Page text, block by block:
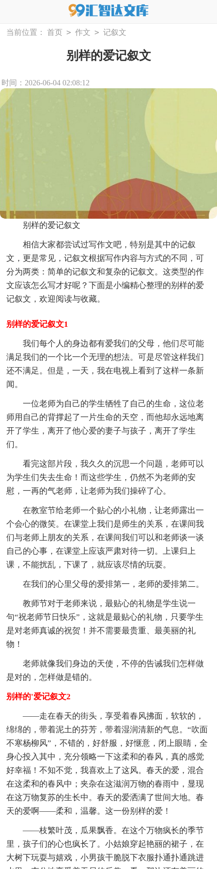
当前位置： 首页 > 作文 > 记叙文
别样的爱记叙文
时间：2026-06-04 02:08:12
别样的爱记叙文
相信大家都尝试过写作文吧，特别是其中的记叙
文，更是常见，记叙文根据写作内容与方式的不同，可
分为两类：简单的记叙文和复杂的记叙文。这类型的作
文应该怎么写才好呢？下面是小编精心整理的别样的爱
记叙文，欢迎阅读与收藏。
别样的爱记叙文1
我们每个人的身边都有爱我们的父母，他们尽可能
满足我们的一个比一个无理的想法。可是尽管这样我们
还不满足。但是，一天，我在电视上看到了这样一条新
闻。
一位老师为自己的学生牺牲了自己的生命，这位老
师用自己的背撑起了一片生命的天空，而他却永远地离
开了学生，离开了他心爱的妻子与孩子，离开了学生
们。
看完这部片段，我久久的沉思一个问题，老师可以
为学生们失去生命！而这些学生，仍然不为老师的安
慰，一再的气老师，让老师为我们操碎了心。
在教室节给老师一个贴心的小礼物，让老师露出一
个会心的微笑。在课堂上我们是师生的关系，在课间我
们与老师上朋友的关系，在课间我们可以和老师谈一谈
自己的心事，在课堂上应该严肃对待一切。上课归上
课，不能扰乱，下课了，就应该尽情的玩耍。
在我们的心里父母的爱排第一，老师的爱排第二。
教师节对于老师来说，最贴心的礼物是学生说一
句“祝老师节日快乐”，这就是最贴心的礼物，只要学生
是对老师真诚的祝贺！并不需要最贵重、最美丽的礼
物！
老师就像我们身边的天使，不停的告诫我们怎样做
是对的，怎样做是错的。
别样的'爱记叙文2
——走在春天的街头，享受着春风拂面，软软的，
绵绵的，带着泥土的芬芳，带着湿润清新的气息。“吹面
不寒杨柳风”，不错的，好舒服，好惬意，闭上眼睛，全
身心投入其中，充分领略一下这柔和的春风，真的感觉
好幸福！不知不觉，我喜欢上了这风。春天的爱，混合
在这柔和的春风中；夹杂在这滋润万物的春雨中，显现
在这万物复苏的生长中。春天的爱洒满了世间大地。春
天的爱啊——柔和，温馨。这一份别样的爱！
——枝繁叶茂，瓜果飘香。在这个万物疯长的季节
里，孩子们的心也疯长了。小姑娘穿起艳丽的裙子，在
大树下玩耍与嬉戏，小男孩干脆脱下衣服扑通扑通跳进